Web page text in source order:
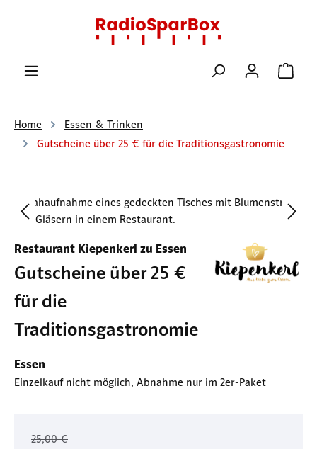
Zum Hauptinhalt springen
Home
Essen & Trinken
Gutscheine über 25 € für die Traditionsgastronomie
Bildergalerie überspringen
Restaurant Kiepenkerl zu Essen
Gutscheine über 25 €
für die
Traditionsgastronomie
Essen
Einzelkauf nicht möglich, Abnahme nur im 2er-Paket
25,00 €